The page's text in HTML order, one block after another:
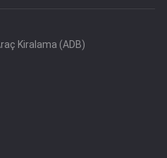
Kiralama (ADB)